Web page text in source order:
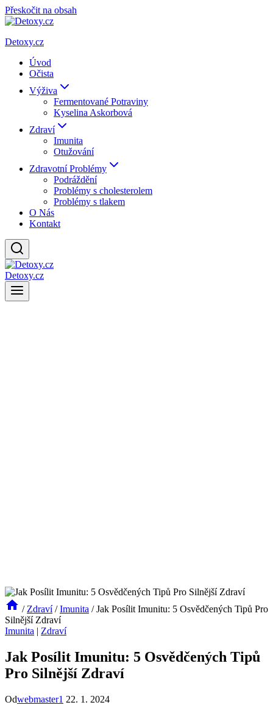
Přeskočit na obsah
Detoxy.cz
Úvod
Očista
Výživa
Fermentované Potraviny
Kyselina Askorbová
Zdraví
Imunita
Otužování
Zdravotní Problémy
Podráždění
Problémy s cholesterolem
Problémy s tlakem
O Nás
Kontakt
Detoxy.cz
/ Zdraví / Imunita / Jak Posílit Imunitu: 5 Osvědčených Tipů Pro
Silnější Zdraví
Imunita | Zdraví
Jak Posílit Imunitu: 5 Osvědčených Tipů
Pro Silnější Zdraví
Odwebmaster1 22. 1. 2024